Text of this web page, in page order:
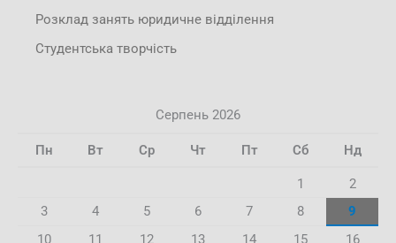
Розклад занять юридичне відділення
Студентська творчість
Серпень 2026
Пн Вт Ср Чт Пт Сб Нд
1
2
3
4 5 6 7 8
9
10
11 12 13 14 15
16